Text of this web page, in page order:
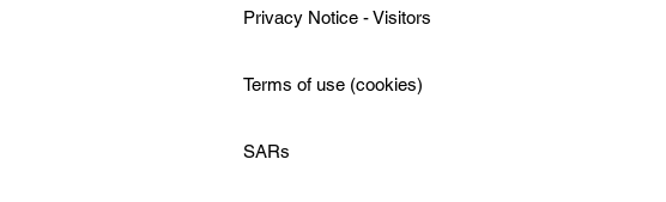
Privacy Notice - Visitors
Terms of use (cookies)
SARs